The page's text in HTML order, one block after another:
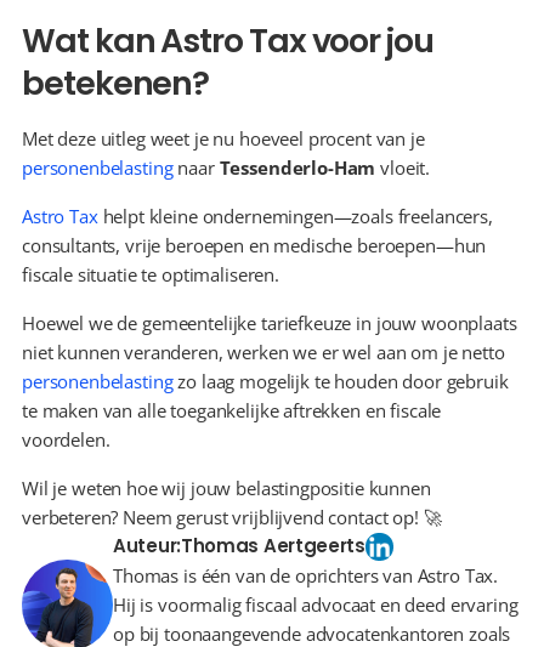
Wat kan Astro Tax voor jou
betekenen?
Met deze uitleg weet je nu hoeveel procent van je
personenbelasting naar Tessenderlo-Ham vloeit.
Astro Tax helpt kleine ondernemingen—zoals freelancers,
consultants, vrije beroepen en medische beroepen—hun
fiscale situatie te optimaliseren.
Hoewel we de gemeentelijke tariefkeuze in jouw woonplaats
niet kunnen veranderen, werken we er wel aan om je netto
personenbelasting zo laag mogelijk te houden door gebruik
te maken van alle toegankelijke aftrekken en fiscale
voordelen.
Wil je weten hoe wij jouw belastingpositie kunnen
verbeteren? Neem gerust vrijblijvend contact op! 🚀
Auteur:Thomas Aertgeerts
Thomas is één van de oprichters van Astro Tax.
Hij is voormalig fiscaal advocaat en deed ervaring
op bij toonaangevende advocatenkantoren zoals